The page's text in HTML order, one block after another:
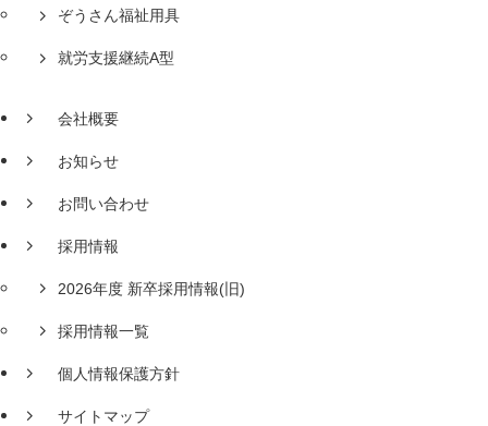
ぞうさん福祉用具
就労支援継続A型
会社概要
お知らせ
お問い合わせ
採用情報
2026年度 新卒採用情報(旧)
採用情報一覧
個人情報保護方針
サイトマップ